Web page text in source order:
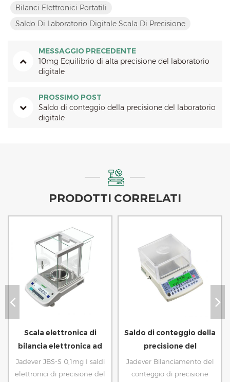
Bilanci Elettronici Portatili
Saldo Di Laboratorio Digitale Scala Di Precisione
MESSAGGIO PRECEDENTE
10mg Equilibrio di alta precisione del laboratorio
digitale
PROSSIMO POST
Saldo di conteggio della precisione del laboratorio
digitale
PRODOTTI CORRELATI
Scala elettronica di
bilancia elettronica ad
alta precisione
Jadever JBS-S 0,1mg I saldi
elettronici di precisione del
Saldo di conteggio della
precisione del
laboratorio digitale
Jadever Bilanciamento del
conteggio di precisione